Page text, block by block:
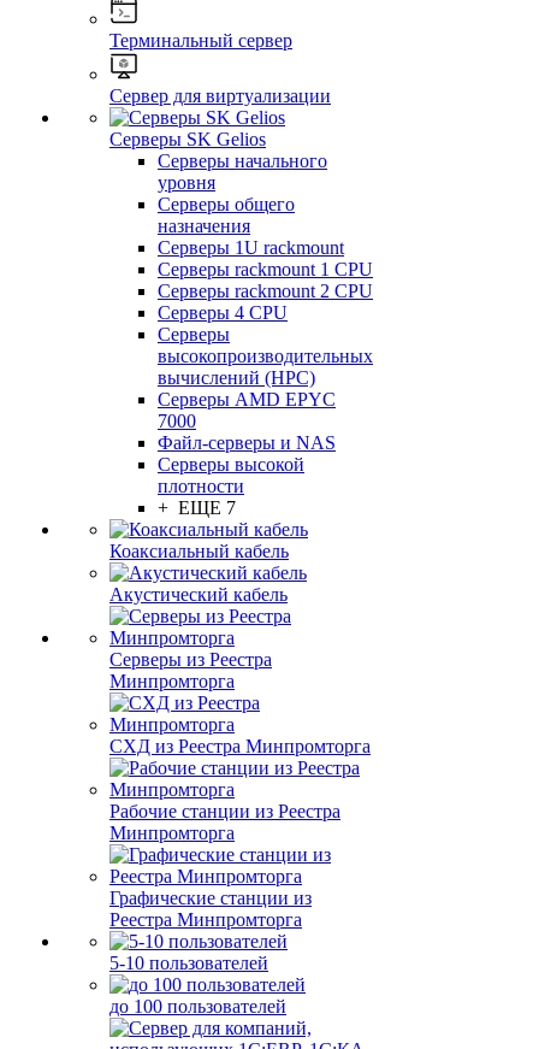
Терминальный сервер
Сервер для виртуализации
Серверы SK Gelios
Серверы начального
уровня
Серверы общего
назначения
Серверы 1U rackmount
Серверы rackmount 1 CPU
Серверы rackmount 2 CPU
Серверы 4 CPU
Серверы
высокопроизводительных
вычислений (HPC)
Серверы AMD EPYC
7000
Файл-серверы и NAS
Серверы высокой
плотности
+ ЕЩЕ 7
Коаксиальный кабель
Акустический кабель
Серверы из Реестра
Минпромторга
СХД из Реестра Минпромторга
Рабочие станции из Реестра
Минпромторга
Графические станции из
Реестра Минпромторга
5-10 пользователей
до 100 пользователей